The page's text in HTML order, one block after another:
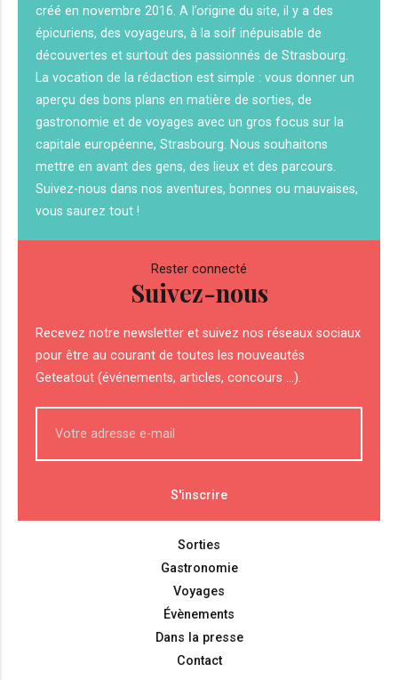
créé en novembre 2016. A l’origine du site, il y a des
épicuriens, des voyageurs, à la soif inépuisable de
découvertes et surtout des passionnés de Strasbourg.
La vocation de la rédaction est simple : vous donner un
aperçu des bons plans en matière de sorties, de
gastronomie et de voyages avec un gros focus sur la
capitale européenne, Strasbourg. Nous souhaitons
mettre en avant des gens, des lieux et des parcours.
Suivez-nous dans nos aventures, bonnes ou mauvaises,
vous saurez tout !
Rester connecté
Suivez-nous
Recevez notre newsletter et suivez nos réseaux sociaux
pour être au courant de toutes les nouveautés
Geteatout (événements, articles, concours ...).
Sorties
Gastronomie
Voyages
Évènements
Dans la presse
Contact